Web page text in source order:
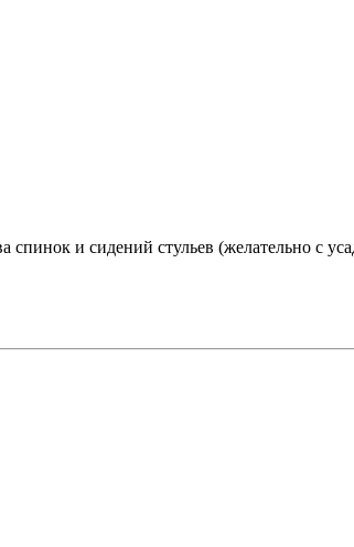
и сидений стульев (желательно с